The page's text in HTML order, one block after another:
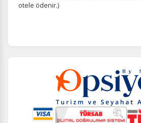
otele ödenir.)